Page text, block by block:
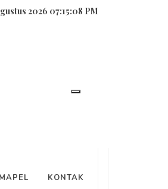
2026 07:15:08 PM
KONTAK